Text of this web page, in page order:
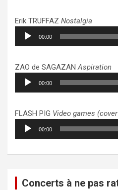
Erik TRUFFAZ Nostalgia
Lecteur
audio
00:00
ZAO de SAGAZANAspiration
Lecteur
audio
00:00
FLASH PIG Video games
Lecteur
audio
00:00
Concerts à ne pas